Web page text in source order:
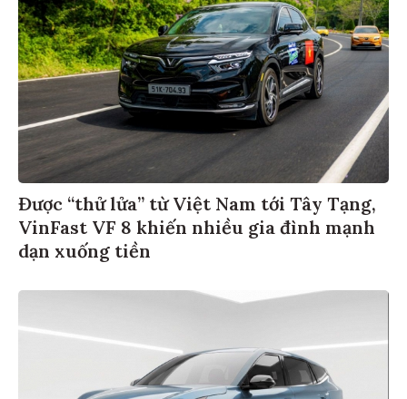
Được “thử lửa” từ Việt Nam tới Tây Tạng,
VinFast VF 8 khiến nhiều gia đình mạnh
dạn xuống tiền